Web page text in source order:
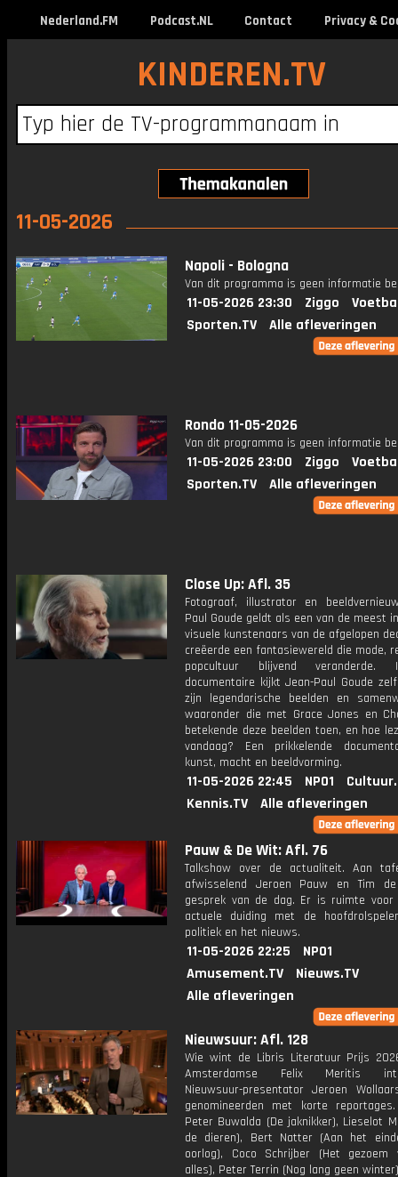
Nederland.FM Podcast.NL Contact Privacy &
KINDEREN.TV
11-05-2026
Napoli - Bologna
Van dit programma is geen informatie
11-05-2026 23:30 Ziggo
Sporten.TV
Alle afleveringen
Rondo 11-05-2026
Van dit programma is geen informatie
11-05-2026 23:00 Ziggo
Sporten.TV
Alle afleveringen
Close Up: Afl. 35
Fotograaf, illustrator en
Paul Goude geldt als een van de meest
visuele kunstenaars van de afgelopen
creëerde een fantasiewereld die mode,
popcultuur blijvend veranderde.
documentaire kijkt Jean-Paul Goude
zijn legendarische beelden en
waaronder die met Grace Jones en
betekende deze beelden toen, en hoe
vandaag? Een prikkelende
kunst, macht en beeldvorming.
11-05-2026 22:45 NPO1
Kennis.TV
Alle afleveringen
Pauw & De Wit: Afl. 76
Talkshow over de actualiteit. Aan
afwisselend Jeroen Pauw en Tim
gesprek van de dag. Er is ruimte
actuele duiding met de
politiek en het nieuws.
11-05-2026 22:25
NPO1
Amusement.TV
Nieuws.TV
Alle afleveringen
Nieuwsuur: Afl. 128
Wie wint de Libris Literatuur Prijs
Amsterdamse Felix Meritis
Nieuwsuur-presentator Jeroen
genomineerden met korte
Peter Buwalda (De jaknikker), Lieselot
de dieren), Bert Natter (Aan het
oorlog), Coco Schrijber (Het gezoem
alles), Peter Terrin (Nog lang geen